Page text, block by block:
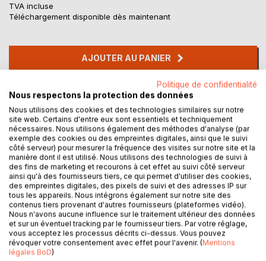
TVA incluse
Téléchargement disponible dès maintenant
AJOUTER AU PANIER
Ajouter à ma liste d'envies
Laisser un avis
DESCRIPTION
Une littérature inédite au carrefour de la fiction, de l'essai
et du recueil poétique. Une histoire qui nous transporte,
illustrée par les images du photographe de presse et
Politique de confidentialité
Nous respectons la protection des données
Nous utilisons des cookies et des technologies similaires sur notre
site web. Certains d'entre eux sont essentiels et techniquement
nécessaires. Nous utilisons également des méthodes d'analyse (par
exemple des cookies ou des empreintes digitales, ainsi que le suivi
côté serveur) pour mesurer la fréquence des visites sur notre site et la
manière dont il est utilisé. Nous utilisons des technologies de suivi à
des fins de marketing et recourons à cet effet au suivi côté serveur
ainsi qu'à des fournisseurs tiers, ce qui permet d'utiliser des cookies,
des empreintes digitales, des pixels de suivi et des adresses IP sur
tous les appareils. Nous intégrons également sur notre site des
contenus tiers provenant d'autres fournisseurs (plateformes vidéo).
Nous n'avons aucune influence sur le traitement ultérieur des données
et sur un éventuel tracking par le fournisseur tiers. Par votre réglage,
vous acceptez les processus décrits ci-dessus. Vous pouvez
révoquer votre consentement avec effet pour l'avenir. (Mentions
légales BoD)